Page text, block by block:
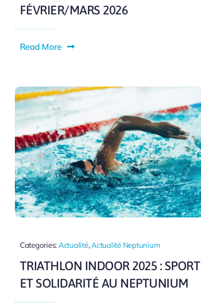
FÉVRIER/MARS 2026
Read More
Categories: Actualité,Actualité Neptunium
TRIATHLON INDOOR 2025 : SPORT
ET SOLIDARITÉ AU NEPTUNIUM